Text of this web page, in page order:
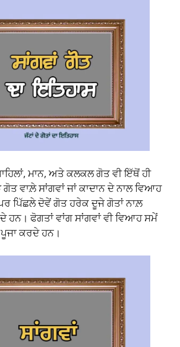
ਮਾਨ, ਅਤੇ ਕਲਕਲ ਗੋਤ ਵੀ ਇੱਥੋਂ ਹੀ
ਵਾਲ਼ੇ ਸਾਂਗਵਾਂ ਜਾਂ ਕਾਦਾਨ ਦੇ ਨਾਲ ਵਿਆਹ
ਪਿੱਛਲੇ ਦੋਵੇਂ ਗੋਤ ਹਰੇਕ ਦੂਜੇ ਗੋਤਾਂ ਨਾਲ਼
ਹਨ। ਫੋਗਤਾਂ ਵਾਂਗ ਸਾਂਗਵਾਂ ਵੀ ਵਿਆਹ ਸਮੇਂ
ਕਰਦੇ ਹਨ।